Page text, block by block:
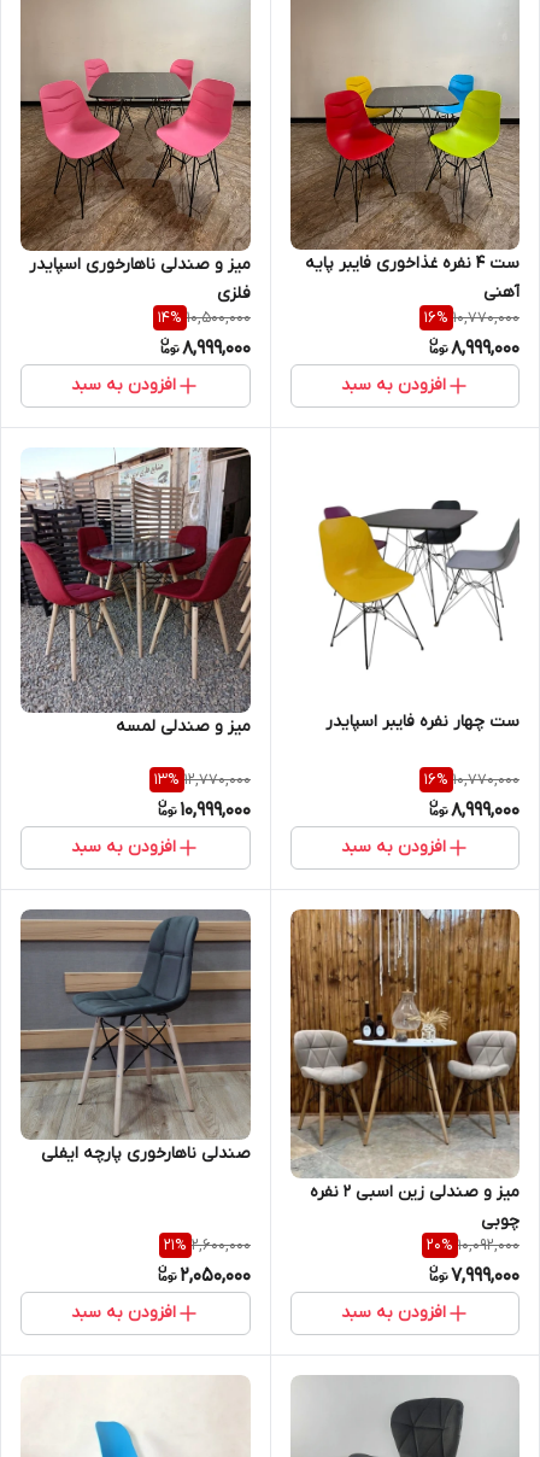
ست 4 نفره غذاخوری فایبر پایه
آهنی
10,770,000
16%
8,999,000
افزودن به سبد
میز و صندلی ناهارخوری اسپایدر
فلزی
10,500,000
14%
8,999,000
افزودن به سبد
ست چهار نفره فایبر اسپایدر
10,770,000
16%
8,999,000
افزودن به سبد
میز و صندلی لمسه
12,770,000
13%
10,999,000
افزودن به سبد
میز و صندلی زین اسبی 2 نفره
چوبی
10,092,000
20%
7,999,000
افزودن به سبد
صندلی ناهارخوری پارچه ایفلی
2,600,000
21%
2,050,000
افزودن به سبد